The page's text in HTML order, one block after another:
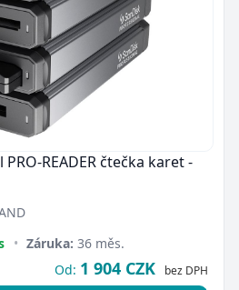
READER čtečka karet -
• Záruka: 36 měs.
Od: 1 904 CZK bez DPH